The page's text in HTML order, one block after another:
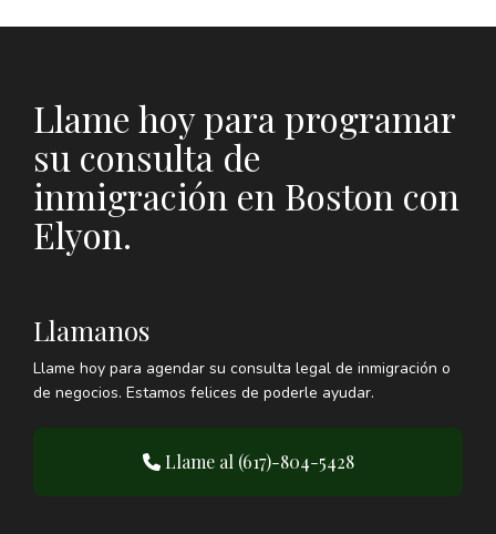
Llame hoy para programar
su consulta de
inmigración en Boston con
Elyon.
Llamanos
Llame hoy para agendar su consulta legal de inmigración o
de negocios. Estamos felices de poderle ayudar.
Llame al (617)-804-5428